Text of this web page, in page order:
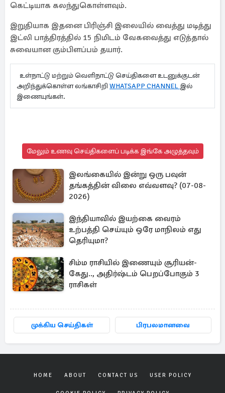
கெட்டியாக கலந்துகொள்ளவும்.
இறுதியாக இதனை பிரிஞ்சி இலையில் வைத்து மடித்து
இட்லி பாத்திரத்தில் 15 நிமிடம் வேகவைத்து எடுத்தால்
சுவையான கும்பிளப்பம் தயார்.
உள்நாட்டு மற்றும் வெளிநாட்டு செய்திகளை உடனுக்குடன்
அறிந்துக்கொள்ள லங்காசிறி WHATSAPP CHANNEL இல்
இணையுங்கள்.
மேலும் உணவு செய்திகளைப் படிக்க இங்கே அழுத்தவும்
இலங்கையில் இன்று ஒரு பவுன்
தங்கத்தின் விலை எவ்வளவு? (07-08-
2026)
இந்தியாவில் இயற்கை வைரம்
உற்பத்தி செய்யும் ஒரே மாநிலம் எது
தெரியுமா?
சிம்ம ராசியில் இணையும் சூரியன்-
கேது.., அதிர்ஷ்டம் பெறப்போகும் 3
ராசிகள்
முக்கிய செய்திகள் பிரபலமானவை
HOME ABOUT CONTACT US USER POLICY